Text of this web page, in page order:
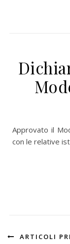
Approvato il Modello di Dichiarazione IVA 2015 ordinario
con le relative
ARTICOLI